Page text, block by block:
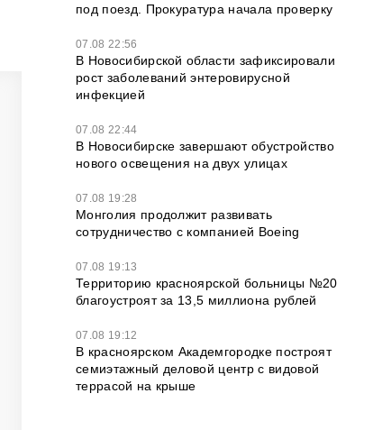
под поезд. Прокуратура начала проверку
07.08 22:56
В Новосибирской области зафиксировали
рост заболеваний энтеровирусной
инфекцией
07.08 22:44
В Новосибирске завершают обустройство
нового освещения на двух улицах
07.08 19:28
Монголия продолжит развивать
сотрудничество с компанией Boeing
07.08 19:13
Территорию красноярской больницы №20
благоустроят за 13,5 миллиона рублей
07.08 19:12
В красноярском Академгородке построят
семиэтажный деловой центр с видовой
террасой на крыше